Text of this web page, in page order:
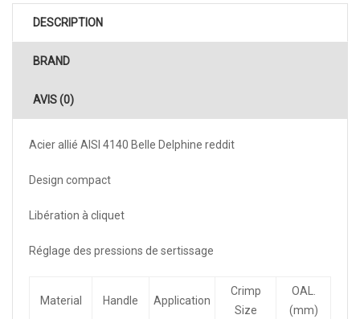
DESCRIPTION
BRAND
AVIS (0)
Acier allié AISI 4140 Belle Delphine reddit
Design compact
Libération à cliquet
Réglage des pressions de sertissage
Material Handle Application
Crimp
Size
OAL.
(mm)